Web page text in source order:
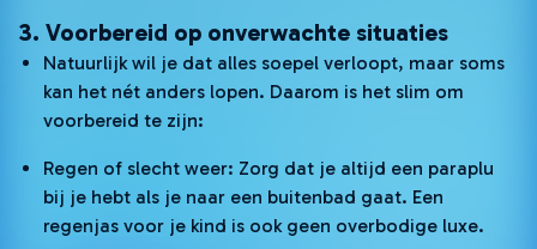
3. Voorbereid op onverwachte situaties
Natuurlijk wil je dat alles soepel verloopt, maar soms
kan het nét anders lopen. Daarom is het slim om
voorbereid te zijn:
Regen of slecht weer: Zorg dat je altijd een paraplu
bij je hebt als je naar een buitenbad gaat. Een
regenjas voor je kind is ook geen overbodige luxe.